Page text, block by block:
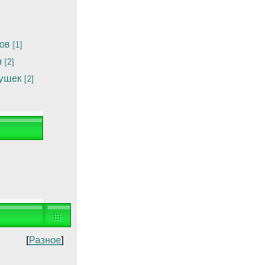
[1]
[2]
[2]
[Разное]